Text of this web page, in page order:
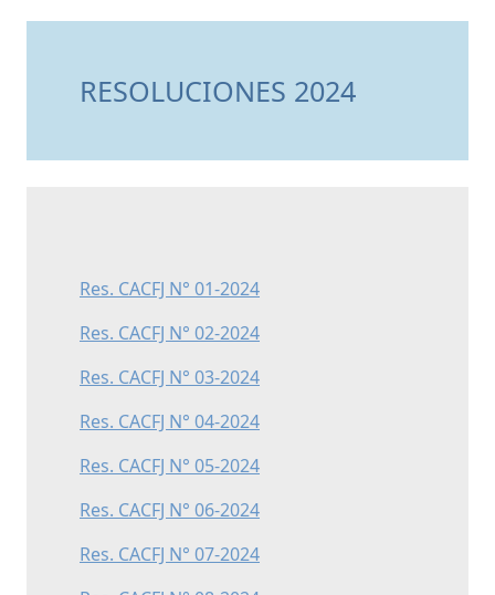
RESOLUCIONES 2024
Res. CACFJ N° 01-2024
Res. CACFJ N° 02-2024
Res. CACFJ N° 03-2024
Res. CACFJ N° 04-2024
Res. CACFJ N° 05-2024
Res. CACFJ N° 06-2024
Res. CACFJ N° 07-2024